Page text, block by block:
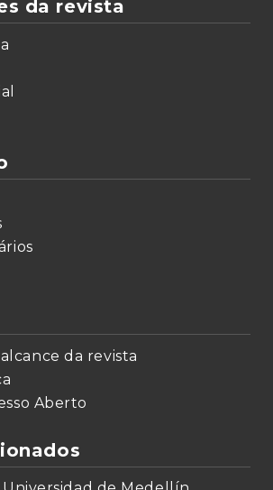
da revista
da revista
Aberto